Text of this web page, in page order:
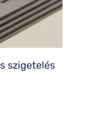
szigetelés